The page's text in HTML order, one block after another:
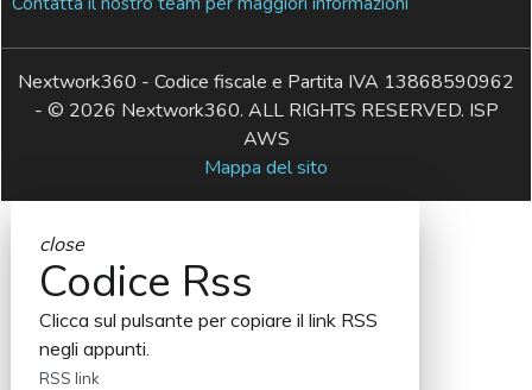
Nextwork360 - Codice fiscale e Partita IVA 13868590962
- © 2026 Nextwork360. ALL RIGHTS RESERVED. ISP
AWS
Mappa del sito
close
Codice Rss
Clicca sul pulsante per copiare il link RSS
negli appunti.
RSS link